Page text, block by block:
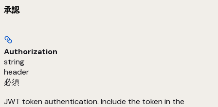
承認
Authorization
string
header
必須
JWT token authentication. Include the token in the